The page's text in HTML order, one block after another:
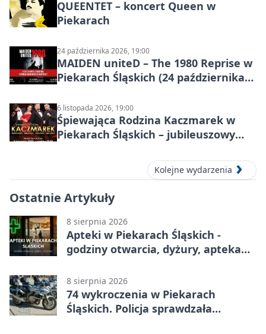
QUEENTET – koncert Queen w
Piekarach
24 października 2026, 19:00
MAIDEN uniteD – The 1980 Reprise w
Piekarach Śląskich (24 października
6 listopada 2026, 19:00
Śpiewająca Rodzina Kaczmarek w
Piekarach Śląskich – jubileuszowy
Kolejne wydarzenia
Ostatnie Artykuły
8 sierpnia 2026
Apteki w Piekarach Śląskich -
godziny otwarcia, dyżury, apteka
8 sierpnia 2026
74 wykroczenia w Piekarach
Śląskich. Policja sprawdzała